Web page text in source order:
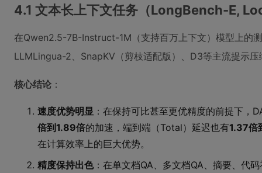
4.1 文本长上下文任务（LongBench-E,
在Qwen2.5-7B-Instruct-1M（支持百万上下文）模型上的
LLMLingua-2、SnapKV（剪枝适配版）、D3等主流提示
核心结论 ：
速度优势明显 ：在保持可比甚至更优精度的前提下，
倍到1.89倍的加速，端到端（Total）延迟也有1.37倍
在计算效率上的巨大优势。
精度保持出色：在单文档QA、多文档QA、摘要、代